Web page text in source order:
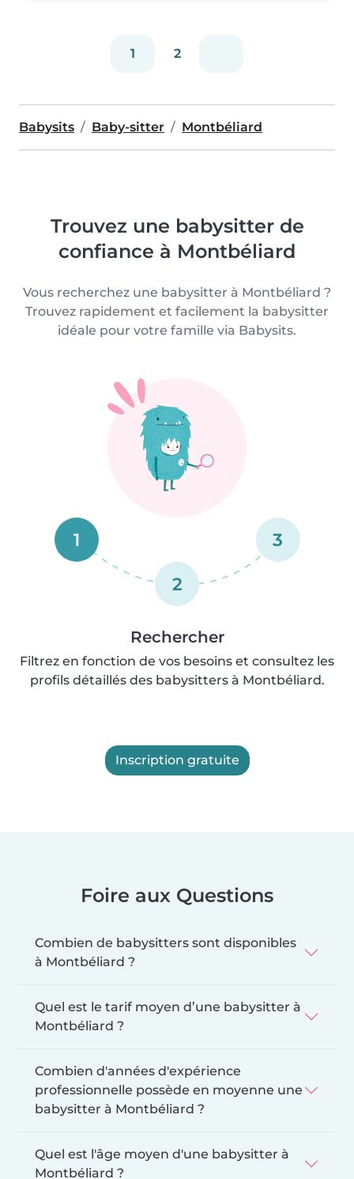
1 2
Babysits Baby-sitter Montbéliard
Trouvez une babysitter de
confiance à Montbéliard
Vous recherchez une babysitter à Montbéliard ?
Trouvez rapidement et facilement la babysitter
idéale pour votre famille via Babysits.
1
2
3
Rechercher
Filtrez en fonction de vos besoins et consultez les
profils détaillés des babysitters à Montbéliard.
Inscription gratuite
Foire aux Questions
Combien de babysitters sont disponibles
à Montbéliard ?
Quel est le tarif moyen d’une babysitter à
Montbéliard ?
Combien d'années d'expérience
professionnelle possède en moyenne une
babysitter à Montbéliard ?
Quel est l'âge moyen d'une babysitter à
Montbéliard ?